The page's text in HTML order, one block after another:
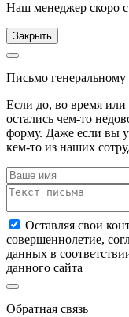
Наш менеджер скоро
Закрыть
Письмо генеральному
Если до, во время
остались чем-то
форму. Даже если вы
кем-то из наших
Оставляя свои
совершеннолетие,
данных в
данного сайта
Обратная связь